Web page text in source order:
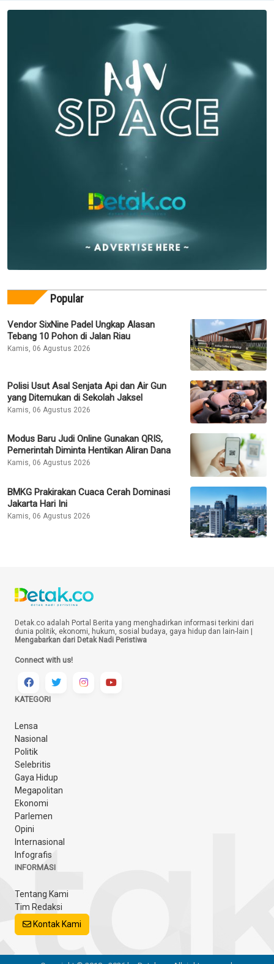
Popular
Vendor SixNine Padel Ungkap Alasan
Tebang 10 Pohon di Jalan Riau
Kamis, 06 Agustus 2026
Polisi Usut Asal Senjata Api dan Air Gun
yang Ditemukan di Sekolah Jaksel
Kamis, 06 Agustus 2026
Modus Baru Judi Online Gunakan QRIS,
Pemerintah Diminta Hentikan Aliran Dana
Kamis, 06 Agustus 2026
BMKG Prakirakan Cuaca Cerah Dominasi
Jakarta Hari Ini
Kamis, 06 Agustus 2026
Detak.co adalah Portal Berita yang menghadirkan informasi terkini dari
dunia politik, ekonomi, hukum, sosial budaya, gaya hidup dan lain-lain |
Mengabarkan dari Detak Nadi Peristiwa
Connect with us!
KATEGORI
Lensa
Nasional
Politik
Selebritis
Gaya Hidup
Megapolitan
Ekonomi
Parlemen
Opini
Internasional
Infografis
INFORMASI
Tentang Kami
Tim Redaksi
Kontak Kami